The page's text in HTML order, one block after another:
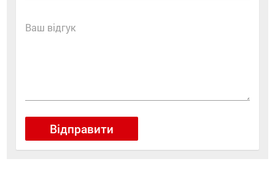
Ваш відгук
Відправити